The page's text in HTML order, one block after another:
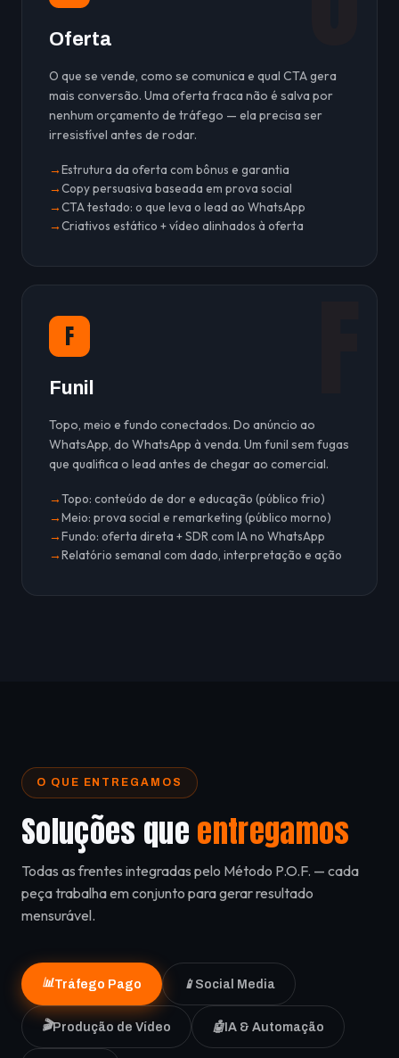
Oferta
O que se vende, como se comunica e qual CTA gera
mais conversão. Uma oferta fraca não é salva por
nenhum orçamento de tráfego — ela precisa ser
irresistível antes de rodar.
Estrutura da oferta com bônus e garantia
Copy persuasiva baseada em prova social
CTA testado: o que leva o lead ao WhatsApp
Criativos estático + vídeo alinhados à oferta
F
Funil
Topo, meio e fundo conectados. Do anúncio ao
WhatsApp, do WhatsApp à venda. Um funil sem fugas
que qualifica o lead antes de chegar ao comercial.
Topo: conteúdo de dor e educação (público frio)
Meio: prova social e remarketing (público morno)
Fundo: oferta direta + SDR com IA no WhatsApp
Relatório semanal com dado, interpretação e ação
O QUE ENTREGAMOS
Soluções queentregamos
Todas as frentes integradas pelo Método P.O.F. — cada
peça trabalha em conjunto para gerar resultado
mensurável.
📊Tráfego Pago 📱 Social Media
🎬Produção de Vídeo 🤖IA & Automação